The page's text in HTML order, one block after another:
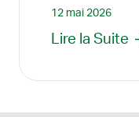
12 mai 2026
Lire la Suite